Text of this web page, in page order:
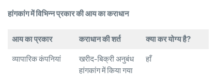
हांगकांग में विभिन्न प्रकार की आय का कराधान
आयकाप्रकार कराधानकीशर्त क्याकरयोग्यहै?
व्यापारिक कंपनियां
खरीद-बिक्री अनुबंध
हांगकांग में किया गया
हाँ